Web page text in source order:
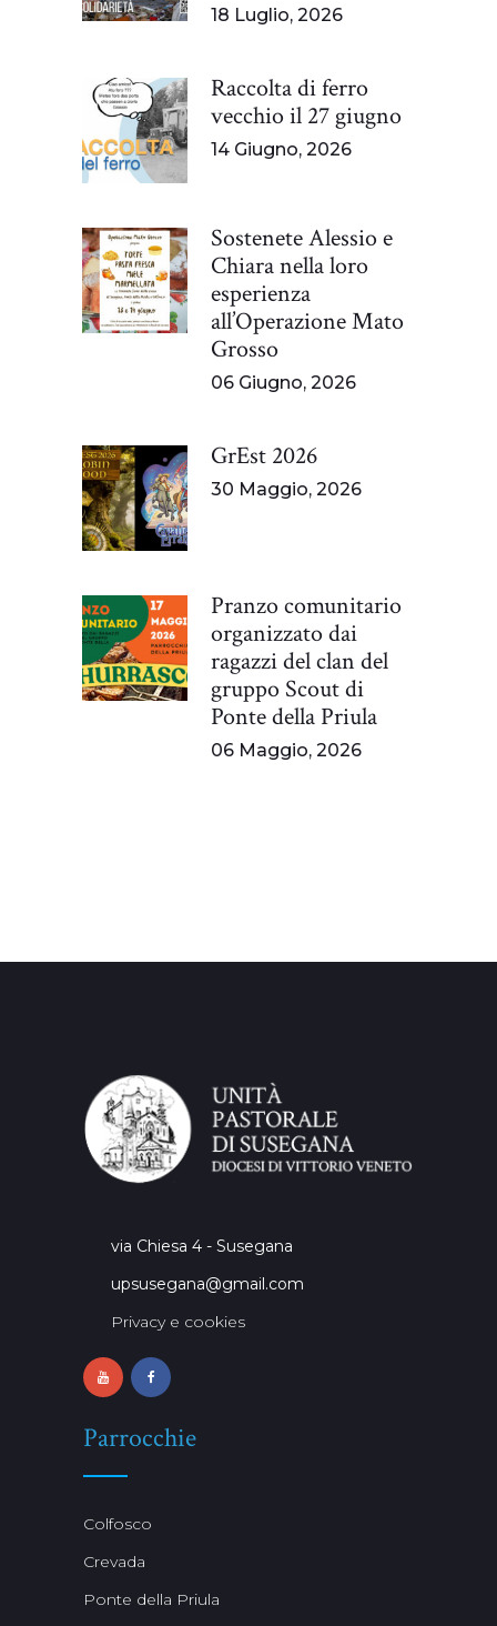
18 Luglio, 2026
Raccolta di ferro
vecchio il 27 giugno
14 Giugno, 2026
Sostenete Alessio e
Chiara nella loro
esperienza
all’Operazione Mato
Grosso
06 Giugno, 2026
GrEst 2026
30 Maggio, 2026
Pranzo comunitario
organizzato dai
ragazzi del clan del
gruppo Scout di
Ponte della Priula
06 Maggio, 2026
via Chiesa 4 - Susegana
upsusegana@gmail.com
Privacy e cookies
Parrocchie
Colfosco
Crevada
Ponte della Priula